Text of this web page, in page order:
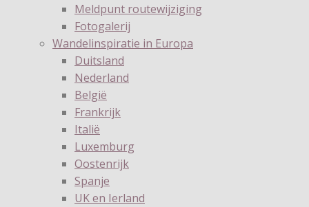
Meldpunt routewijziging
Fotogalerij
Wandelinspiratie in Europa
Duitsland
Nederland
België
Frankrijk
Italië
Luxemburg
Oostenrijk
Spanje
UK en Ierland